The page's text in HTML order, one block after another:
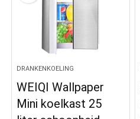
DRANKENKOELING
WEIQI Wallpaper
Mini koelkast 25